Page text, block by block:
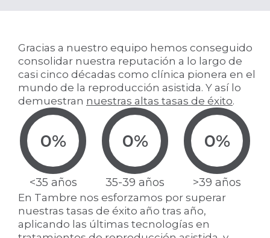
Gracias a nuestro equipo hemos conseguido
consolidar nuestra reputación a lo largo de
casi cinco décadas como clínica pionera en el
mundo de la reproducción asistida. Y así lo
demuestran nuestras altas tasas de éxito.
0%
<35 años
0%
35-39 años
0%
>39 años
En Tambre nos esforzamos por superar
nuestras tasas de éxito año tras año,
aplicando las últimas tecnologías en